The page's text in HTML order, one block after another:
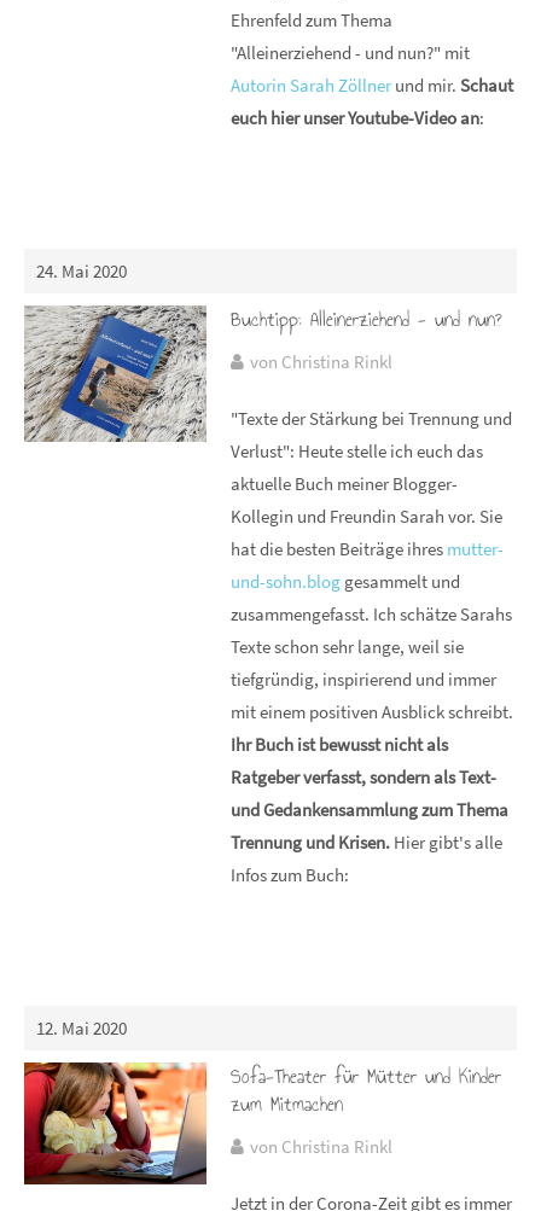
Ehrenfeld zum Thema
"Alleinerziehend - und nun?" mit
Autorin Sarah Zöllner und mir.Schaut
euch hier unser Youtube-Video an:
24. Mai 2020
Buchtipp: Alleinerziehend - und nun?
von Christina Rinkl
"Texte der Stärkung bei Trennung und
Verlust": Heute stelle ich euch das
aktuelle Buch meiner Blogger-
Kollegin und Freundin Sarah vor. Sie
hat die besten Beiträge ihres mutter-
und-sohn.blog gesammelt und
zusammengefasst. Ich schätze Sarahs
Texte schon sehr lange, weil sie
tiefgründig, inspirierend und immer
mit einem positiven Ausblick schreibt.
Ihr Buch ist bewusst nicht als
Ratgeber verfasst, sondern als Text-
und Gedankensammlung zum Thema
Trennung und Krisen. Hier gibt's alle
Infos zum Buch:
12. Mai 2020
Sofa-Theater für Mütter und Kinder
zum Mitmachen
von Christina Rinkl
Jetzt in der Corona-Zeit gibt es immer